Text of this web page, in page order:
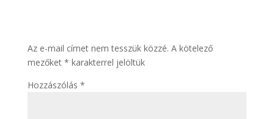
Az e-mail címet nem tesszük közzé. A kötelező
mezőket * karakterrel jelöltük
Hozzászólás *